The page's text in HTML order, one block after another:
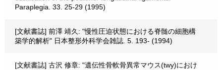
Paraplegia. 33. 25-29 (1995)
[文献書誌] 前澤 靖久: "慢性圧迫状態における脊髄の細胞構
築学的解析" 日本整形外科学会雑誌. 5. 193- (1994)
[文献書誌] 古沢 修章: "遺伝性骨軟骨異常マウス(twy)におけ